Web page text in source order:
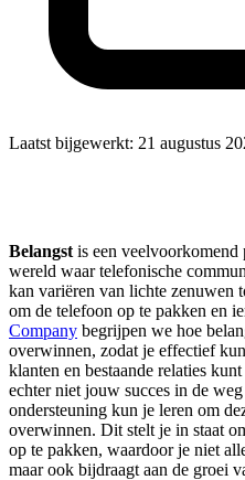
Laatst bijgewerkt: 21 augustus
Belangst is een
wereld waar telefonische
kan variëren van lichte zenuwen
om de telefoon op te pakken en
Company begrijpen we hoe
overwinnen, zodat je effectief
klanten en bestaande relaties
echter niet jouw succes in de
ondersteuning kun je leren om
overwinnen. Dit stelt je in staat
op te pakken, waardoor je niet
maar ook bijdraagt aan de groei